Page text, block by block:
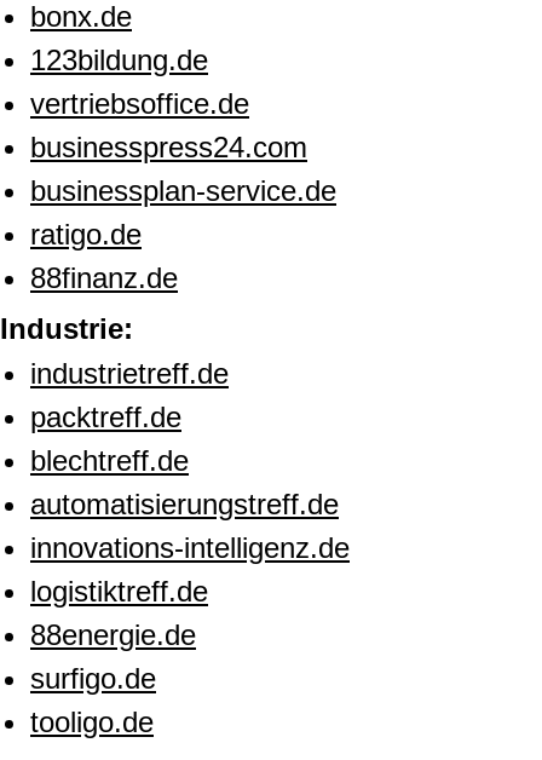
bonx.de
123bildung.de
vertriebsoffice.de
businesspress24.com
businessplan-service.de
ratigo.de
88finanz.de
Industrie:
industrietreff.de
packtreff.de
blechtreff.de
automatisierungstreff.de
innovations-intelligenz.de
logistiktreff.de
88energie.de
surfigo.de
tooligo.de